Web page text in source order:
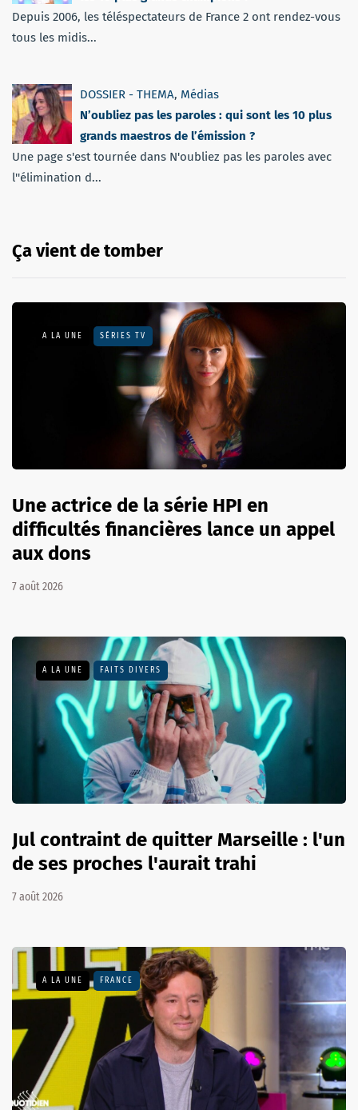
Depuis 2006, les téléspectateurs de France 2 ont rendez-vous
tous les midis...
DOSSIER - THEMA, Médias
N’oubliez pas les paroles : qui sont les 10 plus
grands maestros de l’émission ?
Une page s'est tournée dans N'oubliez pas les paroles avec
l''élimination d...
Ça vient de tomber
A LA UNE SÉRIES TV
Une actrice de la série HPI en
difficultés financières lance un appel
aux dons
7 août 2026
A LA UNE FAITS DIVERS
Jul contraint de quitter Marseille : l'un
de ses proches l'aurait trahi
7 août 2026
A LA UNE FRANCE